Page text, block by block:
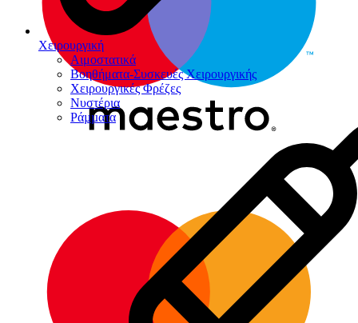
Χειρουργική
Αιμοστατικά
Βοηθήματα-Συσκευές Χειρουργικής
Χειρουργικές Φρέζες
Νυστέρια
Ράµµατα